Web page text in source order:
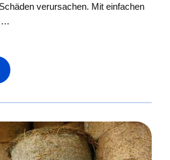
verursachen. Mit einfachen
…